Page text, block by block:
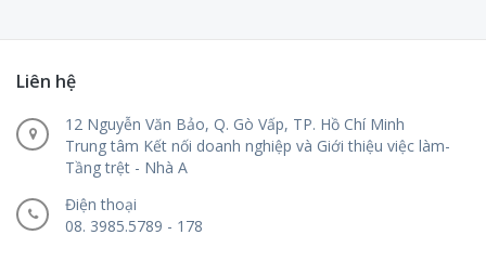
Liên hệ
12 Nguyễn Văn Bảo, Q. Gò Vấp, TP. Hồ Chí Minh
Trung tâm Kết nối doanh nghiệp và Giới thiệu việc làm-
Tầng trệt - Nhà A
Điện thoại
08. 3985.5789 - 178